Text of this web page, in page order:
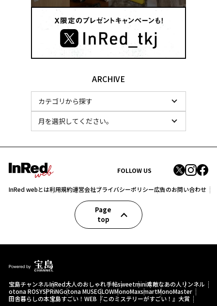
ARCHIVE
FOLLOW US
InRed webとは利用規約運営会社プライバシーポリシー広告のお問い合わせ
Page
top
宝島チャンネルInRed大人のおしゃれ手帖sweetmini素敵なあの人 リンネル
otona ROSYSPRiNGotona MUSEGLOWMonoMaxsmartMonoMaster
田舎暮らしの本宝島すごい！WEB 『このミステリーがすごい！』大賞